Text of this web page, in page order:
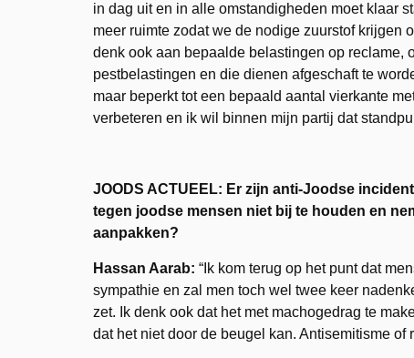
in dag uit en in alle omstandigheden moet klaar
meer ruimte zodat we de nodige zuurstof krijgen
denk ook aan bepaalde belastingen op reclame,
pestbelastingen en die dienen afgeschaft te
maar beperkt tot een bepaald aantal vierkante
verbeteren en ik wil binnen mijn partij dat
JOODS ACTUEEL: Er zijn anti-Joodse
tegen joodse mensen niet bij te houden en
aanpakken?
Hassan Aarab: “Ik kom terug op het punt dat
sympathie en zal men toch wel twee keer
zet. Ik denk ook dat het met machogedrag te
dat het niet door de beugel kan. Antisemitisme of